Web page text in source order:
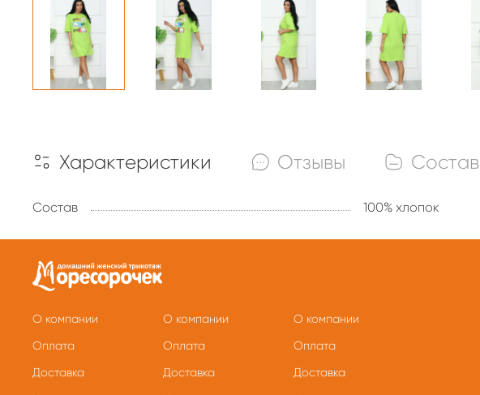
Характеристики Отзывы Состав
Состав 100% хлопок
О компании
Оплата
Доставка
О компании
Оплата
Доставка
О компании
Оплата
Доставка